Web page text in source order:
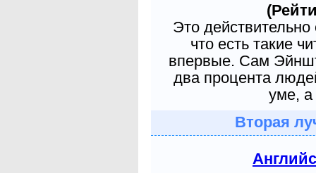
Это
что есть такие
впервые. Сам
два процента
уме, а
Вторая